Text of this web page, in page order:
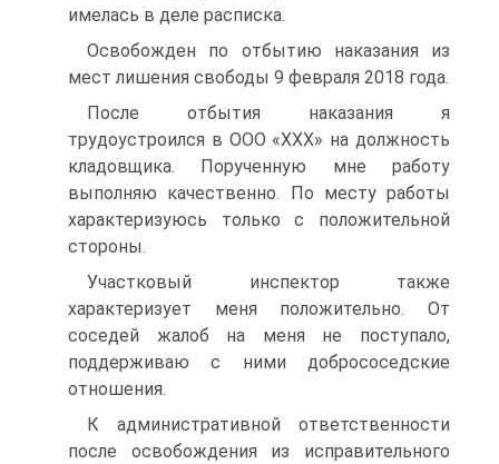
имелась в деле расписка.
Освобожден по отбытию наказания из
мест лишения свободы 9 февраля 2018 года.
После отбытия наказания я
трудоустроился в ООО «XXX» на должность
кладовщика. Порученную мне работу
выполняю качественно. По месту работы
характеризуюсь только с положительной
стороны.
Участковый инспектор также
характеризует меня положительно. От
соседей жалоб на меня не поступало,
поддерживаю с ними добрососедские
отношения.
К административной ответственности
после освобождения из исправительного